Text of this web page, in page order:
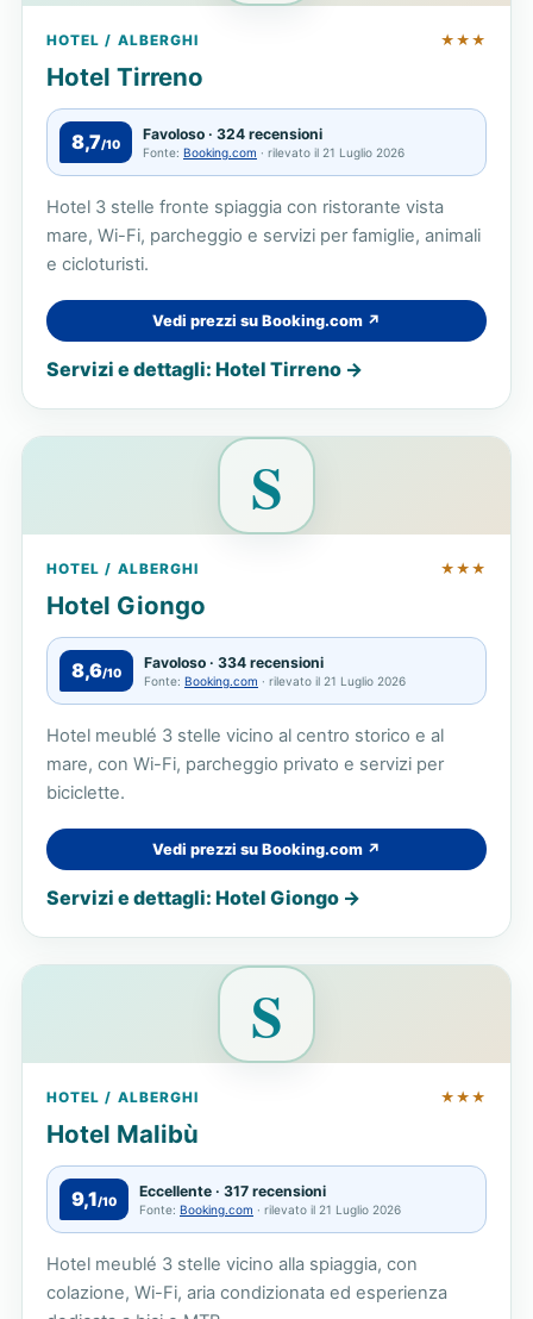
HOTEL / ALBERGHI ★★★
Hotel Tirreno
8,7/10
Favoloso · 324 recensioni
Fonte: Booking.com · rilevato il 21 Luglio 2026
Hotel 3 stelle fronte spiaggia con ristorante vista
mare, Wi-Fi, parcheggio e servizi per famiglie, animali
e cicloturisti.
Vedi prezzi su Booking.com ↗
Servizi e dettagli: Hotel Tirreno →
S
HOTEL / ALBERGHI ★★★
Hotel Giongo
8,6/10
Favoloso · 334 recensioni
Fonte: Booking.com · rilevato il 21 Luglio 2026
Hotel meublé 3 stelle vicino al centro storico e al
mare, con Wi-Fi, parcheggio privato e servizi per
biciclette.
Vedi prezzi su Booking.com ↗
Servizi e dettagli: Hotel Giongo →
S
HOTEL / ALBERGHI ★★★
Hotel Malibù
9,1/10
Eccellente · 317 recensioni
Fonte: Booking.com · rilevato il 21 Luglio 2026
Hotel meublé 3 stelle vicino alla spiaggia, con
colazione, Wi-Fi, aria condizionata ed esperienza